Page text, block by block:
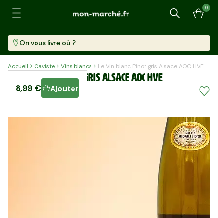
Recherche
0
On vous livre où ?
Accueil Caviste Vins blancs Le Vin blanc Pinot gris Alsace AOC HVE
Le Vin blanc Pinot gris Alsace AOC HVE
8,99 € Ajouter